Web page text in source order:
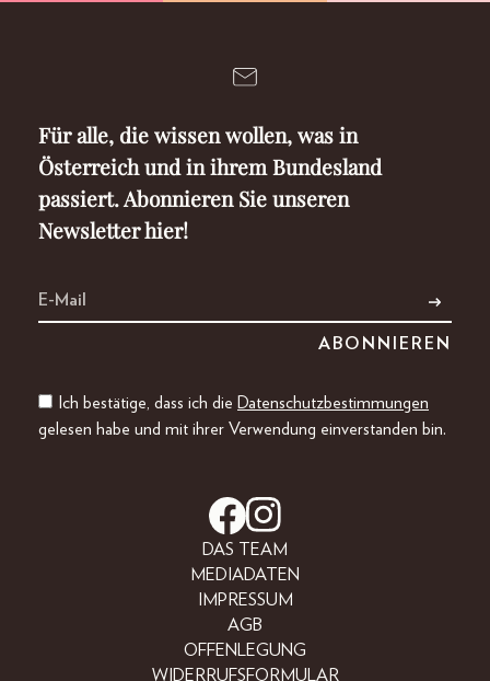
Für alle, die wissen wollen, was in
Österreich und in ihrem Bundesland
passiert. Abonnieren Sie unseren
Newsletter hier!
Ich bestätige, dass ich die Datenschutzbestimmungen
gelesen habe und mit ihrer Verwendung einverstanden bin.
DAS TEAM
MEDIADATEN
IMPRESSUM
AGB
OFFENLEGUNG
WIDERRUFSFORMULAR